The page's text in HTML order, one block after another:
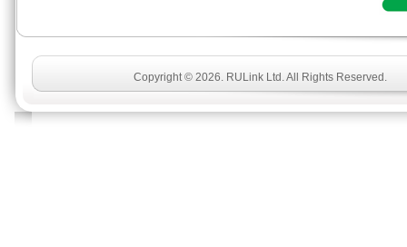
Copyright © 2026. RULink Ltd. All Rights Reserved.